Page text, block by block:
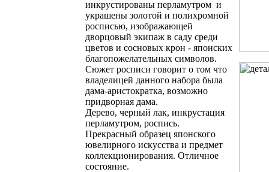
инкрустированы перламутром и
украшены золотой и полихромной
росписью, изображающей
дворцовый экипаж в саду среди
цветов и сосновых крон - японских
благопожелательных символов.
Сюжет росписи говорит о том что
владелицей данного набора была
дама-аристократка, возможно
придворная дама.
Дерево, черный лак, инкрустация
перламутром, роспись.
Прекрасный образец японского
ювелирного искусства и предмет
коллекционирования. Отличное
состояние.